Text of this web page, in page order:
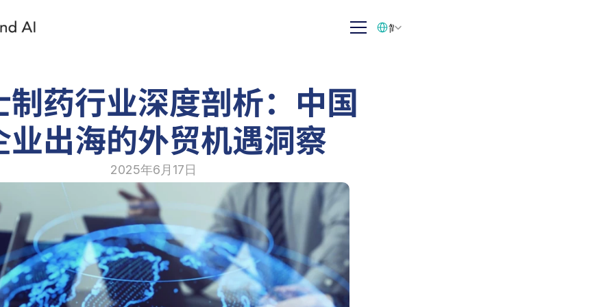
制药行业深度剖析：中国
业出海的外贸机遇洞察
2025年6月17日
简体中文